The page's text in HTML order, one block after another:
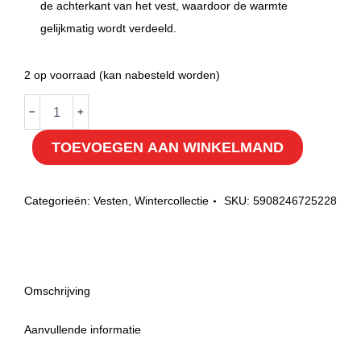
de achterkant van het vest, waardoor de warmte
gelijkmatig wordt verdeeld.
2 op voorraad (kan nabesteld worden)
Verwarmbaar
fleece
vest
hoeveelheid
﹣ ﹢
TOEVOEGEN AAN WINKELMAND
Categorieën: Vesten, Wintercollectie SKU: 5908246725228
Omschrijving
Aanvullende informatie